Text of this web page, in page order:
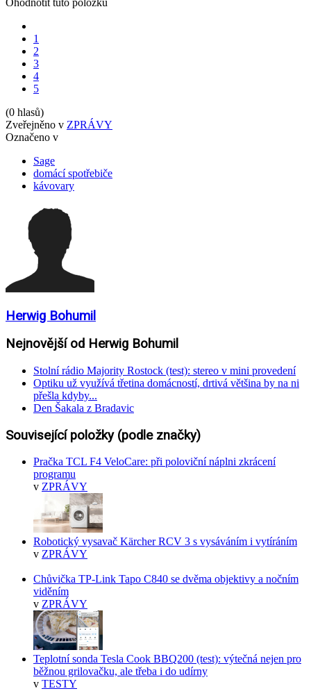
1
2
3
4
5
(0 hlasů)
Zveřejněno v ZPRÁVY
Označeno v
Sage
domácí spotřebiče
kávovary
Herwig Bohumil
Nejnovější od Herwig Bohumil
Stolní rádio Majority Rostock (test): stereo v mini provedení
Optiku už využívá třetina domácností, drtivá většina by na ni
přešla kdyby...
Den Šakala z Bradavic
Související položky (podle značky)
Pračka TCL F4 VeloCare: při poloviční náplni zkrácení
programu
v ZPRÁVY
Robotický vysavač Kärcher RCV 3 s vysáváním i vytíráním
v ZPRÁVY
Chůvička TP-Link Tapo C840 se dvěma objektivy a nočním
viděním
v ZPRÁVY
Teplotní sonda Tesla Cook BBQ200 (test): výtečná nejen pro
běžnou grilovačku, ale třeba i do udírny
v TESTY